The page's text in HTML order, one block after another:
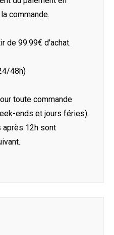
commande.
de 99.99€ d'achat.
48h)
toute commande
ends et jours féries).
12h sont